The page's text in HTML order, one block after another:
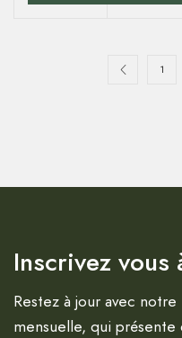
1
Inscrivez
Restez à jour avec
mensuelle, qui